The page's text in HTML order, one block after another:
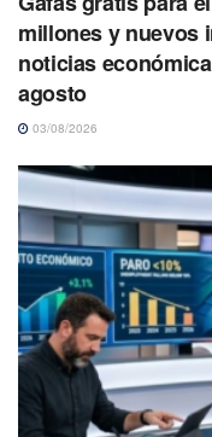
millones y nuevos
noticias
agosto
03/08/2026